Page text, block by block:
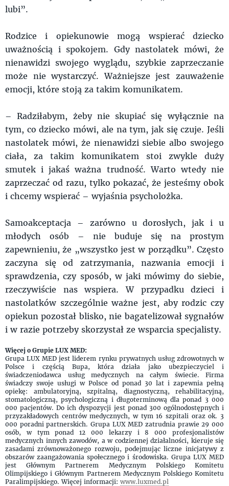
lubi”.
Rodzice i opiekunowie mogą wspierać dziecko
uważnością i spokojem. Gdy nastolatek mówi, że
nienawidzi swojego wyglądu, szybkie zaprzeczanie
może nie wystarczyć. Ważniejsze jest zauważenie
emocji, które stoją za takim komunikatem.
– Radziłabym, żeby nie skupiać się wyłącznie na
tym, co dziecko mówi, ale na tym, jak się czuje. Jeśli
nastolatek mówi, że nienawidzi siebie albo swojego
ciała, za takim komunikatem stoi zwykle duży
smutek i jakaś ważna trudność. Warto wtedy nie
zaprzeczać od razu, tylko pokazać, że jesteśmy obok
i chcemy wspierać – wyjaśnia psycholożka.
Samoakceptacja – zarówno u dorosłych, jak i u
młodych osób – nie buduje się na prostym
zapewnieniu, że „wszystko jest w porządku”. Często
zaczyna się od zatrzymania, nazwania emocji i
sprawdzenia, czy sposób, w jaki mówimy do siebie,
rzeczywiście nas wspiera. W przypadku dzieci i
nastolatków szczególnie ważne jest, aby rodzic czy
opiekun pozostał blisko, nie bagatelizował sygnałów
i w razie potrzeby skorzystał ze wsparcia specjalisty.
Więcej o Grupie LUX MED:
Grupa LUX MED jest liderem rynku prywatnych usług zdrowotnych w
Polsce i częścią Bupa, która działa jako ubezpieczyciel i
świadczeniodawca usług medycznych na całym świecie. Firma
świadczy swoje usługi w Polsce od ponad 30 lat i zapewnia pełną
opiekę: ambulatoryjną, szpitalną, diagnostyczną, rehabilitacyjną,
stomatologiczną, psychologiczną i długoterminową dla ponad 3 000
000 pacjentów. Do ich dyspozycji jest ponad 300 ogólnodostępnych i
przyzakładowych centrów medycznych, w tym 16 szpitali oraz ok. 3
000 poradni partnerskich. Grupa LUX MED zatrudnia prawie 29 000
osób, w tym ponad 12 000 lekarzy i 8 000 profesjonalistów
medycznych innych zawodów, a w codziennej działalności, kieruje się
zasadami zrównoważonego rozwoju, podejmując liczne inicjatywy z
obszarów zaangażowania społecznego i środowiska. Grupa LUX MED
jest Głównym Partnerem Medycznym Polskiego Komitetu
Olimpijskiego i Głównym Partnerem Medycznym Polskiego Komitetu
Paralimpijskiego. Więcej informacji: www.luxmed.pl